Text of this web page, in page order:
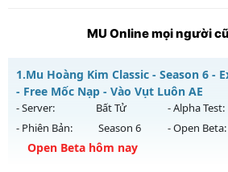
MU Online mọi người
1.Mu Hoàng Kim Classic - Season 6 -
- Free Mốc Nạp - Vào Vụt Luôn AE
- Server: Bất Tử - Alpha Test:
- Phiên Bản:
Season 6 - Open Beta:
Open Beta hôm nay